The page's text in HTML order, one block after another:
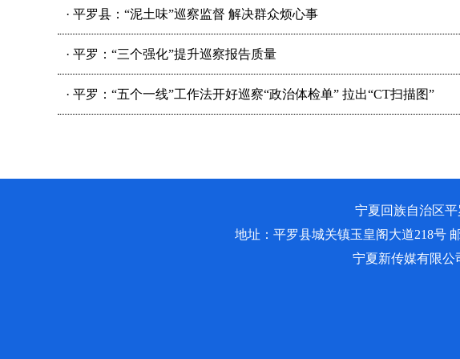
· 平罗县：“泥土味”巡察监督 解决群众烦心事
· 平罗：“三个强化”提升巡察报告质量
· 平罗：“五个一线”工作法开好巡察“政治体检单” 拉出“CT扫描图”
宁夏回族自治区
地址：平罗县城关镇玉皇阁大道218号
宁夏新传媒有限公